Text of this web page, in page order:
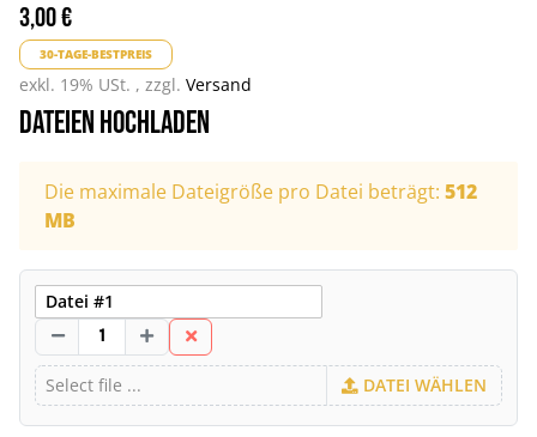
3,00 €
30-TAGE-BESTPREIS
exkl. 19% USt. , zzgl. Versand
Dateien hochladen
x
Die maximale Dateigröße pro Datei beträgt: 512
MB
DATEI WÄHLEN